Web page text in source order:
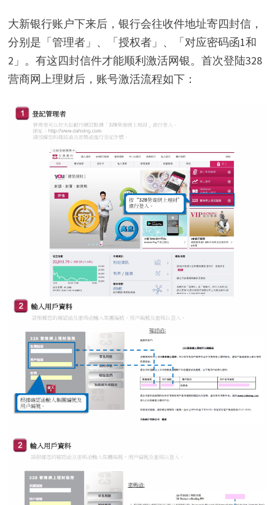
大新银行账户下来后，银行会往收件地址寄四封信，
分别是「管理者」、「授权者」、「对应密码函1和
2」。有这四封信件才能顺利激活网银。首次登陆328
营商网上理财后，账号激活流程如下：